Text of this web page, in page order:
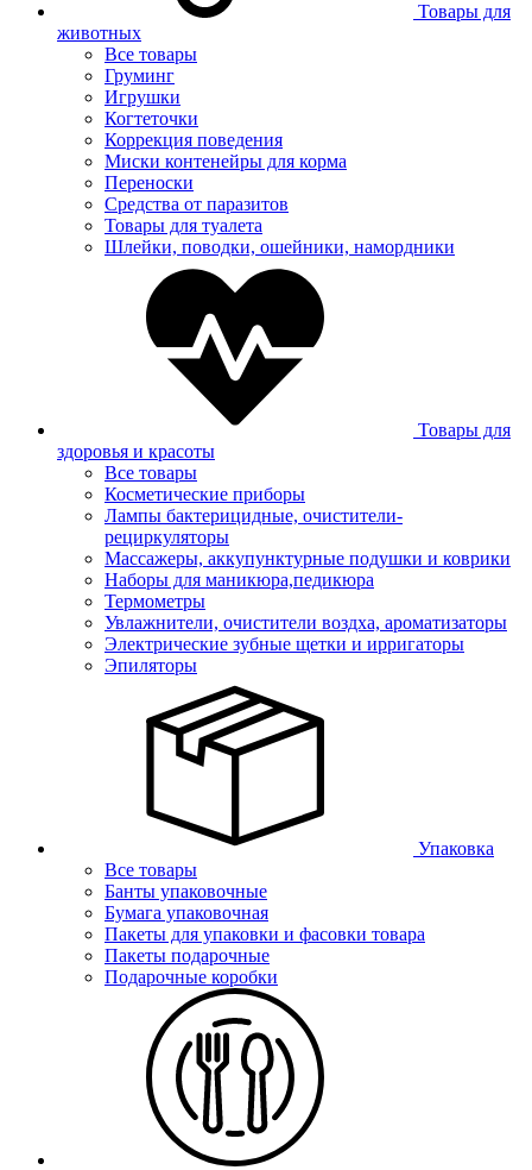
Товары для
животных
Все товары
Груминг
Игрушки
Когтеточки
Коррекция поведения
Миски контенейры для корма
Переноски
Средства от паразитов
Товары для туалета
Шлейки, поводки, ошейники, намордники
Товары для
здоровья и красоты
Все товары
Косметические приборы
Лампы бактерицидные, очистители-
рециркуляторы
Массажеры, аккупунктурные подушки и коврики
Наборы для маникюра,педикюра
Термометры
Увлажнители, очистители воздха, ароматизаторы
Электрические зубные щетки и ирригаторы
Эпиляторы
Упаковка
Все товары
Банты упаковочные
Бумага упаковочная
Пакеты для упаковки и фасовки товара
Пакеты подарочные
Подарочные коробки